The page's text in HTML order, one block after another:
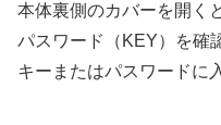
本体裏側のカバーを開く
パスワード（KEY）を確
キーまたはパスワードに